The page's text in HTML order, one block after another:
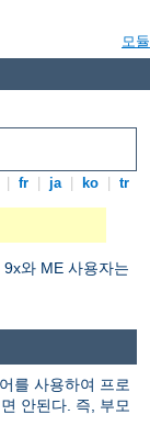
모듈
fr ja ko tr
와 ME 사용자는
를 사용하여 프로
안된다. 즉, 부모